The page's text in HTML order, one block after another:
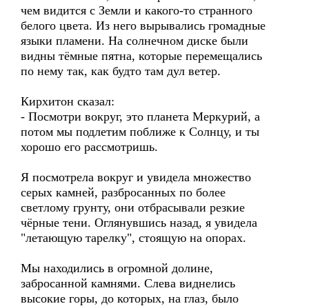
чем видится с Земли и какого-то странного
белого цвета. Из него вырывались громадные
языки пламени. На солнечном диске были
видны тёмные пятна, которые перемещались
по нему так, как будто там дул ветер.
Кирхитон сказал:
- Посмотри вокруг, это планета Меркурий, а
потом мы подлетим поближе к Солнцу, и ты
хорошо его рассмотришь.
Я посмотрела вокруг и увидела множество
серых камней, разбросанных по более
светлому грунту, они отбрасывали резкие
чёрные тени. Оглянувшись назад, я увидела
"летающую тарелку", стоящую на опорах.
Мы находились в огромной долине,
забросанной камнями. Слева виднелись
высокие горы, до которых, на глаз, было